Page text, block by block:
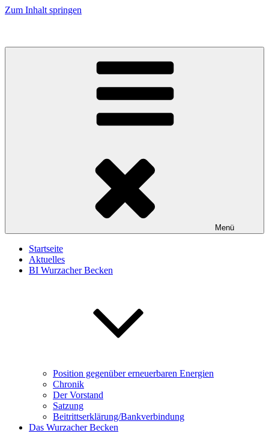
Zum Inhalt springen
Menü
Startseite
Aktuelles
BI Wurzacher Becken
Position gegenüber erneuerbaren Energien
Chronik
Der Vorstand
Satzung
Beitrittserklärung/Bankverbindung
Das Wurzacher Becken